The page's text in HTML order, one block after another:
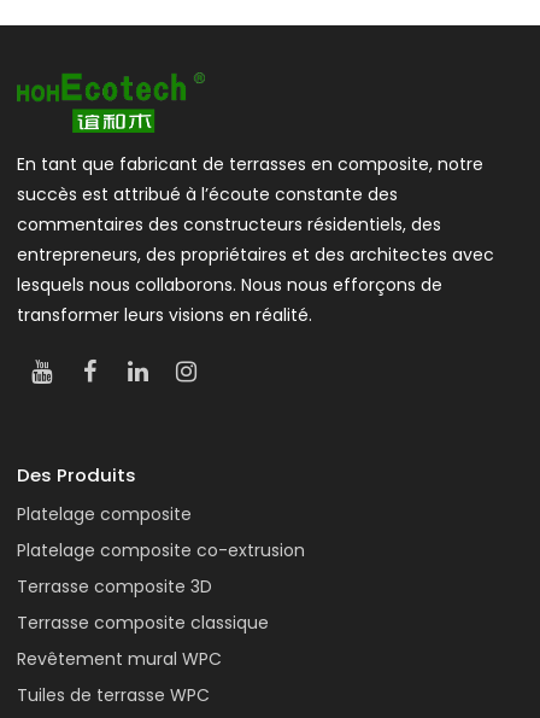
En tant que fabricant de terrasses en composite, notre
succès est attribué à l’écoute constante des
commentaires des constructeurs résidentiels, des
entrepreneurs, des propriétaires et des architectes avec
lesquels nous collaborons. Nous nous efforçons de
transformer leurs visions en réalité.
Des Produits
Platelage composite
Platelage composite co-extrusion
Terrasse composite 3D
Terrasse composite classique
Revêtement mural WPC
Tuiles de terrasse WPC